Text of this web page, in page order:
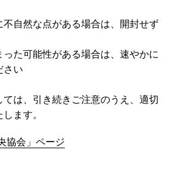
不自然な点がある場合は、開封せず
った可能性がある場合は、速やかに
さい
は、引き続きご注意のうえ、適切
ます。
協会」ページ